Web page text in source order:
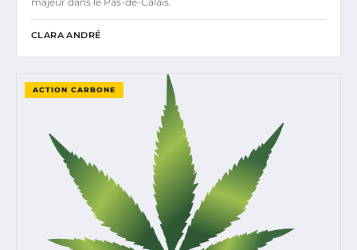
CLARA ANDRÉ
ACTION CARBONE